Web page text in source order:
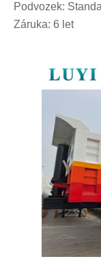
Podvozek:
Záruka: 6 let